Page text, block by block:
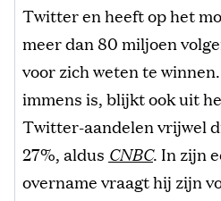
Twitter en heeft op het
meer dan 80 miljoen
voor zich weten te
immens is, blijkt ook uit
Twitter-aandelen vrijwel
27%, aldus CNBC. In zijn
overname vraagt ​​hij zijn